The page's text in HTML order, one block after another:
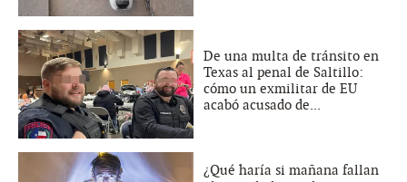
De una multa de tránsito en
Texas al penal de Saltillo:
cómo un exmilitar de EU
acabó acusado de...
¿Qué haría si mañana fallan